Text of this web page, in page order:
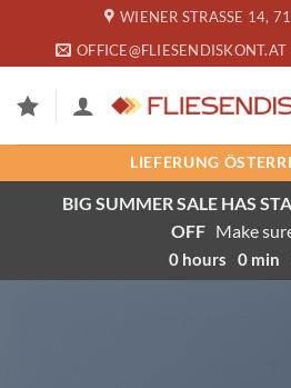
springen
WIENER STRASSE 14,
OFFICE@FLIESENDISKONT.AT
LIEFERUNG
BIG SUMMER SALE HAS
OFF Make
0 hours 0 min